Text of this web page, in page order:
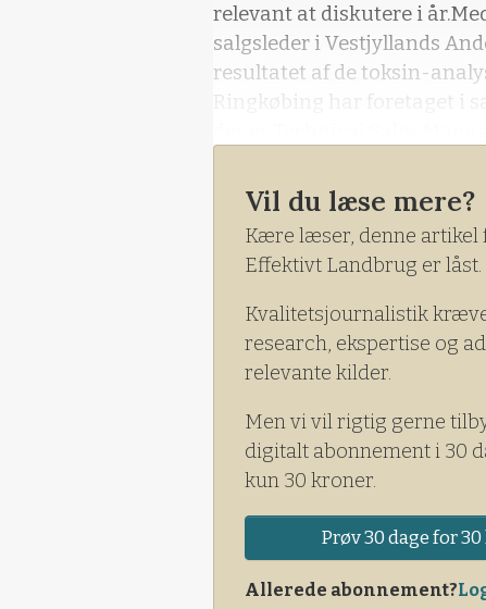
relevant at diskutere i
salgsleder i Vestjyllands
resultatet af de toksin-
Ringkøbing har foretaget i
BIOMIN GmbH.Årets
Vil du læse mere?
Kære læser, denne artikel
Effektivt Landbrug er låst.
Kvalitetsjournalistik
research, ekspertise og
relevante kilder.
Men vi vil rigtig gerne
digitalt abonnement i 30
kun 30 kroner.
Prøv 30 dage for
Allerede abonnement?